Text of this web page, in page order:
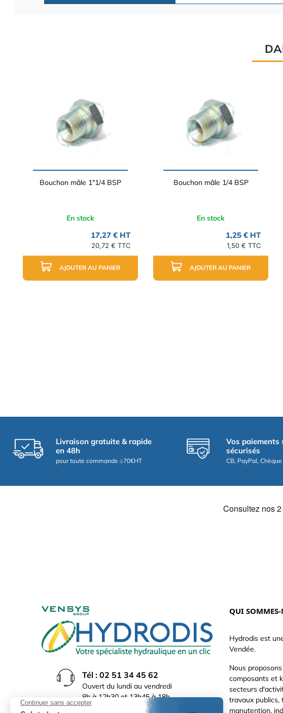
Bouchon mâle 1"1/4 BSP
En stock
17,27 € HT
20,72 € TTC
AJOUTER AU PANIER
Bouchon mâle 1/4 BSP
En stock
1,25 € HT
1,50 € TTC
AJOUTER AU PANIER
Livraison gratuite & rapide
en 48h
pour toute commande ≥70€HT
Vos paiements
sécurisés
CB, PayPal,
Tél : 02 51 34 45 62
Ouvert du lundi au vendredi
8h à 12h30 et 13h45 à 18h
(17h30 le vendredi)
QUI SOMMES-
Hydrodis est
Vendée.
Nous
composants et
secteurs
travaux publics,
manutention,